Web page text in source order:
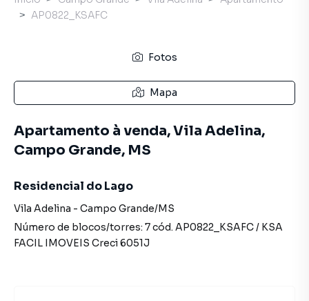
AP0822_KSAFC
Fotos
Mapa
Apartamento à venda, Vila Adelina,
Campo Grande, MS
Residencial do Lago
Vila Adelina - Campo Grande/MS
Número de blocos/torres: 7cód. AP0822_KSAFC/ KSA
FACIL IMOVEIS Creci6051J